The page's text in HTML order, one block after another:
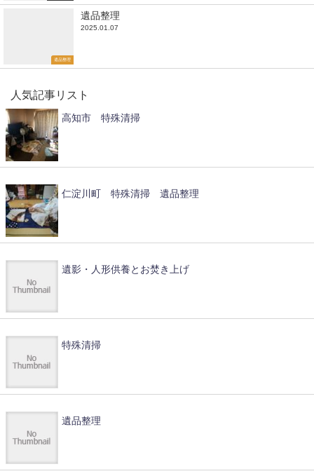
遺品整理
遺品整理
2025.01.07
人気記事リスト
高知市 特殊清掃
仁淀川町 特殊清掃 遺品整理
遺影・人形供養とお焚き上げ
特殊清掃
遺品整理